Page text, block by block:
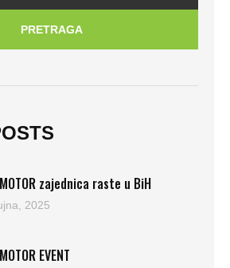
PRETRAGA
zajednica raste u BiH
2025
EVENT